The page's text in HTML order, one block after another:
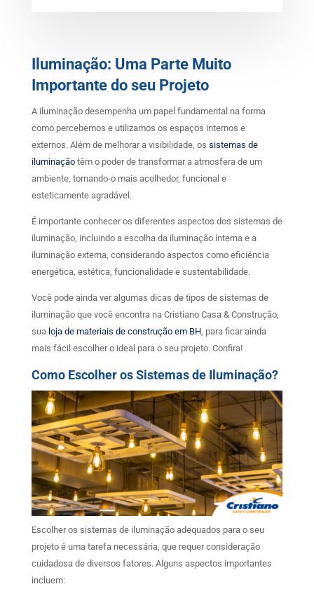
Iluminação: Uma Parte Muito
Importante do seu Projeto
A iluminação desempenha um papel fundamental na forma
como percebemos e utilizamos os espaços internos e
externos. Além de melhorar a visibilidade, os sistemas de
iluminaçãotêm o poder de transformar a atmosfera de um
ambiente, tornando-o mais acolhedor, funcional e
esteticamente agradável.
É importante conhecer os diferentes aspectos dos sistemas de
iluminação, incluindo a escolha da iluminação interna e a
iluminação externa, considerando aspectos como eficiência
energética, estética, funcionalidade e sustentabilidade.
Você pode ainda ver algumas dicas de tipos de sistemas de
iluminação que você encontra na Cristiano Casa & Construção,
sua loja de materiais de construção em BH, para ficar ainda
mais fácil escolher o ideal para o seu projeto. Confira!
Como Escolher os Sistemas de Iluminação?
Escolher os sistemas de iluminação adequados para o seu
projeto é uma tarefa necessária, que requer consideração
cuidadosa de diversos fatores. Alguns aspectos importantes
incluem: